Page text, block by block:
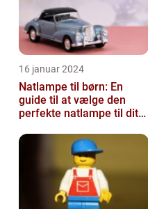
16 januar 2024
Natlampe til børn: En
guide til at vælge den
perfekte natlampe til dit